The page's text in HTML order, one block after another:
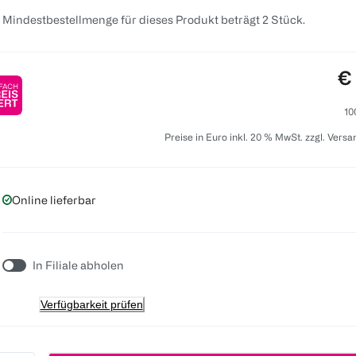
Mindestbestellmenge für dieses Produkt beträgt 2 Stück.
€
Preise in Euro inkl. 20 % MwSt. zzgl.
Online lieferbar
In Filiale abholen
Verfügbarkeit prüfen